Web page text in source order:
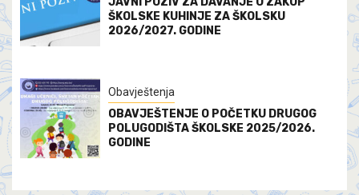
ŠKOLSKE KUHINJE ZA ŠKOLSKU
2026/2027. GODINE
Obavještenja
OBAVJEŠTENJE O POČETKU DRUGOG
POLUGODIŠTA ŠKOLSKE 2025/2026.
GODINE